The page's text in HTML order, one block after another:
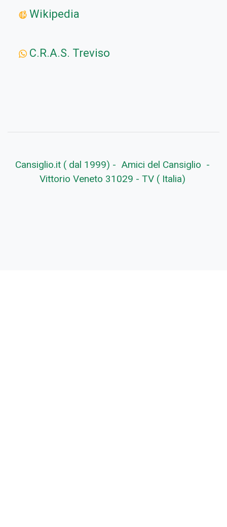
Wikipedia
C.R.A.S. Treviso
Cansiglio.it ( dal 1999) - Amici del Cansiglio -
Vittorio Veneto 31029 - TV ( Italia)